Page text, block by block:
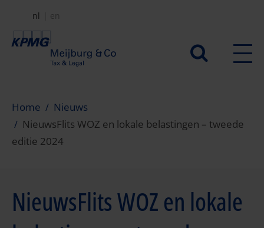
naar
Secundair
nl en
Home
Nieuws
NieuwsFlits WOZ en lokale belastingen – tweede
editie 2024
NieuwsFlits WOZ en lokale